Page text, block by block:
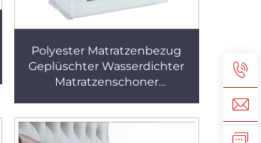
Polyester Matratzenbezug
Geplüschter Wasserdichter
Matratzenschoner
100% Polyester